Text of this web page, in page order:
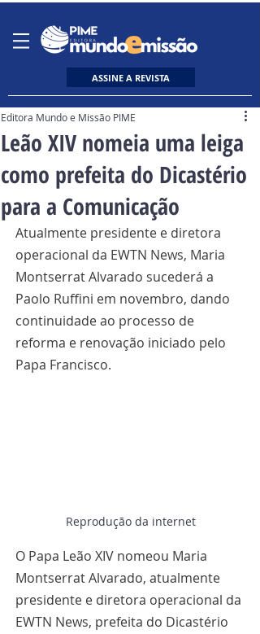
ASSINE A REVISTA
Leão XIV nomeia uma leiga
como prefeita do Dicastério
para a Comunicação
Editora Mundo e Missão PIME
Atualmente presidente e diretora
operacional da EWTN News, Maria
Montserrat Alvarado sucederá a
Paolo Ruffini em novembro, dando
continuidade ao processo de
reforma e renovação iniciado pelo
Papa Francisco.
Reprodução da internet
O Papa Leão XIV nomeou Maria
Montserrat Alvarado, atualmente
presidente e diretora operacional da
EWTN News, prefeita do Dicastério